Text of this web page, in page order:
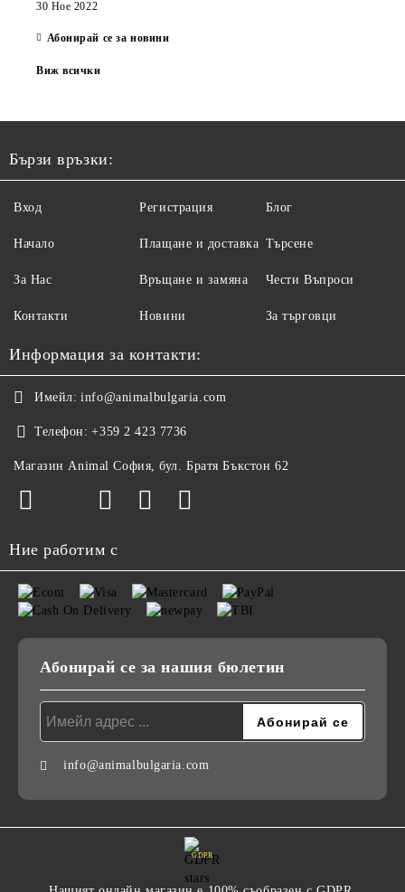
30 Ное 2022
Абонирай се за новини
Виж всички
Бързи връзки:
Вход
Начало
За Нас
Контакти
Регистрация
Плащане и доставка
Връщане и замяна
Новини
Блог
Търсене
Чести Въпроси
За търговци
Информация за контакти:
Имейл: info@animalbulgaria.com
Телефон: +359 2 423 7736
Магазин Animal София, бул. Братя Бъкстон 62
Ние работим с
Абонирай се за нашия бюлетин
info@animalbulgaria.com
GDPR